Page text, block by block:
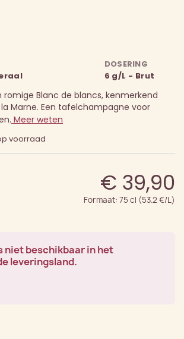
DOSERING
6 g/L - Brut
romige Blanc de blancs, kenmerkend
Marne. Een tafelchampagne voor
Meer weten
voorraad
€ 39,90
Formaat: 75 cl (53.2 €/L)
niet beschikbaar in het
leveringsland.